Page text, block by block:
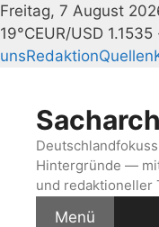
Freitag, 7 August
19°CEUR/USD 1.1535
unsRedaktionQuellen
springen
Hintergründe —
und redaktioneller
Menü